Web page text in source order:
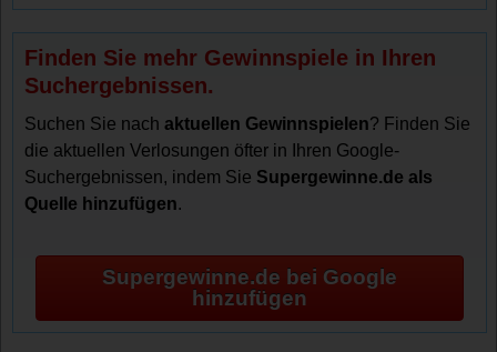
Finden Sie mehr Gewinnspiele in Ihren
Suchergebnissen.
Suchen Sie nachaktuellen Gewinnspielen? Finden Sie
die aktuellen Verlosungen öfter in Ihren Google-
Suchergebnissen, indem Sie Supergewinne.de als
Quelle hinzufügen.
Supergewinne.de bei Google
hinzufügen